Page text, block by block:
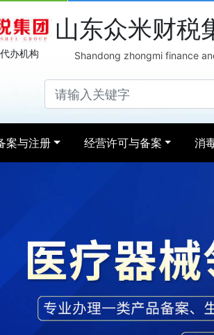
办机构
山东众米财税
Shandong zhongmi finance
案与注册 经营许可与备案 消